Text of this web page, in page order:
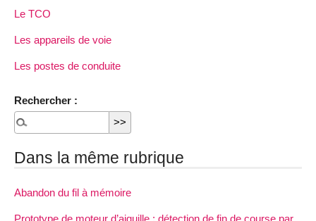
Le TCO
Les appareils de voie
Les postes de conduite
Rechercher :
Dans la même rubrique
Abandon du fil à mémoire
Prototype de moteur d’aiguille : détection de fin de course par